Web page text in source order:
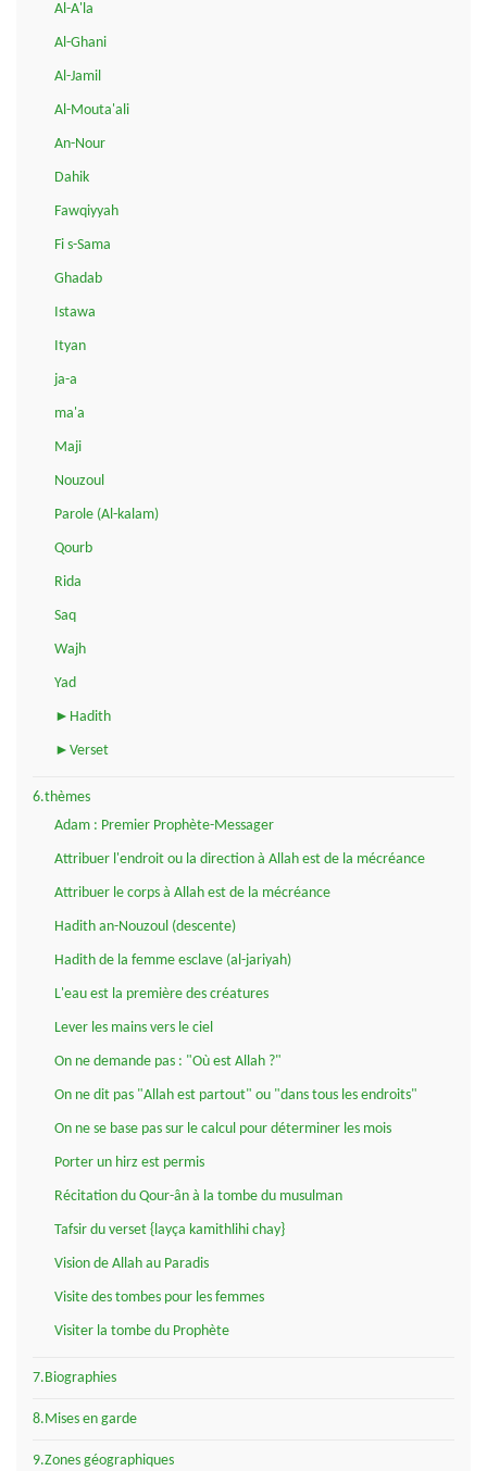
Al-A'la
Al-Ghani
Al-Jamil
Al-Mouta'ali
An-Nour
Dahik
Fawqiyyah
Fi s-Sama
Ghadab
Istawa
Ityan
ja-a
ma'a
Maji
Nouzoul
Parole (Al-kalam)
Qourb
Rida
Saq
Wajh
Yad
►Hadith
►Verset
6.thèmes
Adam : Premier Prophète-Messager
Attribuer l'endroit ou la direction à Allah est de la mécréance
Attribuer le corps à Allah est de la mécréance
Hadith an-Nouzoul (descente)
Hadith de la femme esclave (al-jariyah)
L'eau est la première des créatures
Lever les mains vers le ciel
On ne demande pas : "Où est Allah ?"
On ne dit pas "Allah est partout" ou "dans tous les endroits"
On ne se base pas sur le calcul pour déterminer les mois
Porter un hirz est permis
Récitation du Qour-ân à la tombe du musulman
Tafsir du verset {layça kamithlihi chay}
Vision de Allah au Paradis
Visite des tombes pour les femmes
Visiter la tombe du Prophète
7.Biographies
8.Mises en garde
9.Zones géographiques